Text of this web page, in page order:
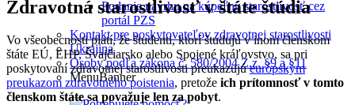
Podanie návrhu na kúpeľnú starostlivosť cez
portál PZS
Kontakt pre poskytovateľov zdravotnej starostlivosti
Ukrajina
Osoby podľa zákona č. 580/2004 Z.z. §9 a §11
MenuBanner
Zdravotná starostlivosť v štáte štúdia
Vo všeobecnosti platí, že študenti, ktorí študujú v inom členskom
štáte EÚ, EHP, Švajčiarsko alebo Spojené kráľovstvo, sa pri
poskytovaní zdravotnej starostlivosti preukazujúeurópskym
preukazom zdravotného poistenia, pretože ich prítomnosť v tomto
členskom štáte sa považuje len za pobyt.